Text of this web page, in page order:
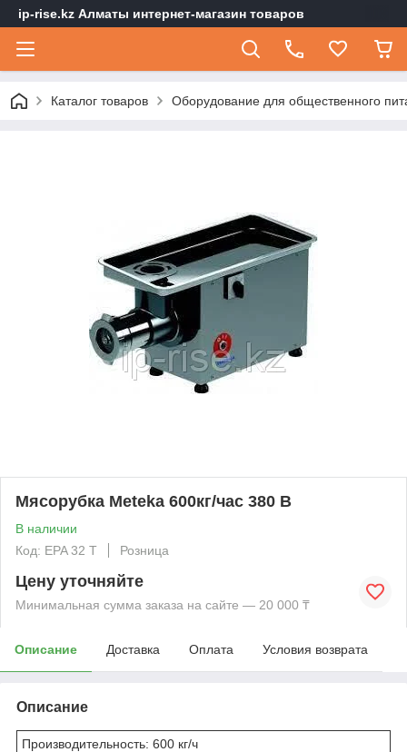
ip-rise.kz Алматы интернет-магазин товаров
Каталог товаров Оборудование для общественного
Мясорубка Meteka 600кг/час 380 В
В наличии
Код: EPA 32 T
Розница
Цену уточняйте
Минимальная сумма заказа на сайте — 20 000 ₸
Описание Доставка Оплата Условия возврата
Описание
Производительность: 600 кг/ч